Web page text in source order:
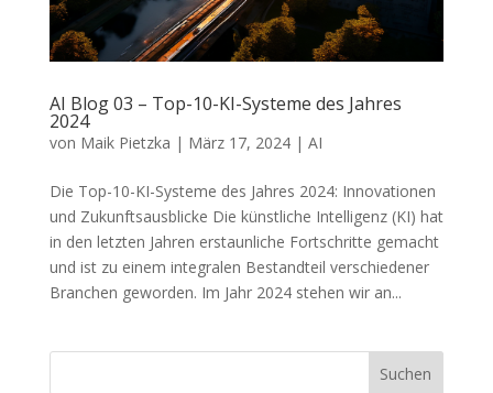
AI Blog 03 – Top-10-KI-Systeme des Jahres
2024
von Maik Pietzka | März 17, 2024| AI
Die Top-10-KI-Systeme des Jahres 2024: Innovationen
und Zukunftsausblicke Die künstliche Intelligenz (KI) hat
in den letzten Jahren erstaunliche Fortschritte gemacht
und ist zu einem integralen Bestandteil verschiedener
Branchen geworden. Im Jahr 2024 stehen wir an...
Suchen